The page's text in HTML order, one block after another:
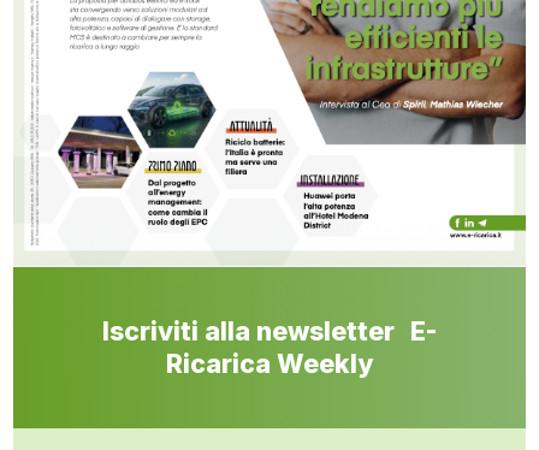
Iscriviti alla newsletter E-
Ricarica Weekly